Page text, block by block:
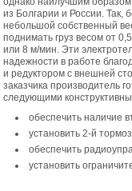
из Болгарии и России. Так,
небольшой собственный
поднимать груз весом от
или 8 м/мин. Эти
надежности в работе
и редуктором с внешней
заказчика производитель
следующими
обеспечить наличие
установить 2-й
обеспечить
установить